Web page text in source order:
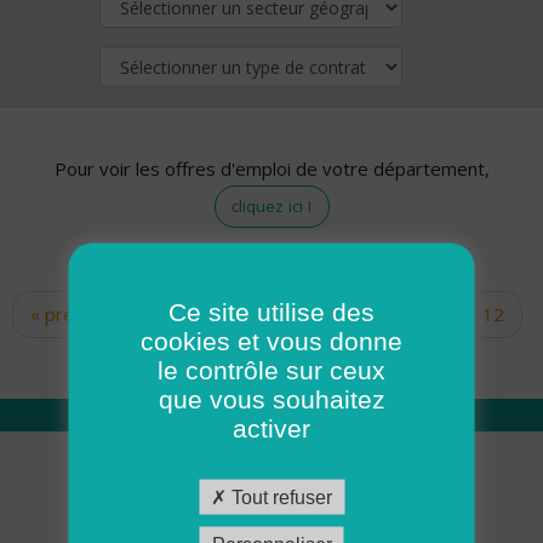
Pour voir les offres d'emploi de votre département,
cliquez ici !
Pages
« premier ‹ précédent … 10
12
14 15 16 17
Qui sommes nous
Académie ADMR
Ce site utilise des
cookies et vous donne
le contrôle sur ceux
que vous souhaitez
activer
Tout refuser